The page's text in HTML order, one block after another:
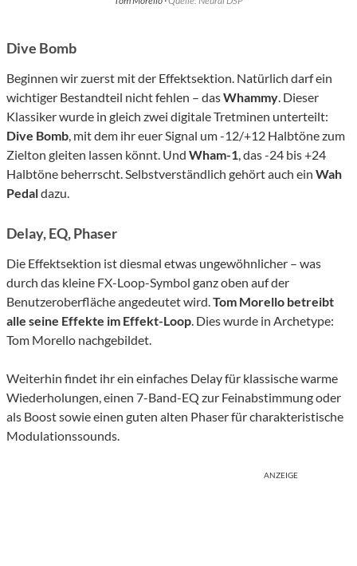
Dive Bomb
Beginnen wir zuerst mit der Effektsektion. Natürlich darf ein
wichtiger Bestandteil nicht fehlen – dasWhammy . Dieser
Klassiker wurde in gleich zwei digitale Tretminen unterteilt:
Dive Bomb , mit dem ihr euer Signal um -12/+12 Halbtöne zum
Zielton gleiten lassen könnt. Und Wham-1 , das -24 bis +24
Halbtöne beherrscht. Selbstverständlich gehört auch ein Wah
Pedaldazu.
Delay, EQ, Phaser
Die Effektsektion ist diesmal etwas ungewöhnlicher – was
durch das kleine FX-Loop-Symbol ganz oben auf der
Benutzeroberfläche angedeutet wird. Tom Morello betreibt
alle seine Effekte im Effekt-Loop . Dies wurde in Archetype:
Tom Morello nachgebildet.
Weiterhin findet ihr ein einfaches Delay für klassische warme
Wiederholungen, einen 7-Band-EQ zur Feinabstimmung oder
als Boost sowie einen guten alten Phaser für charakteristische
Modulationssounds.
ANZEIGE